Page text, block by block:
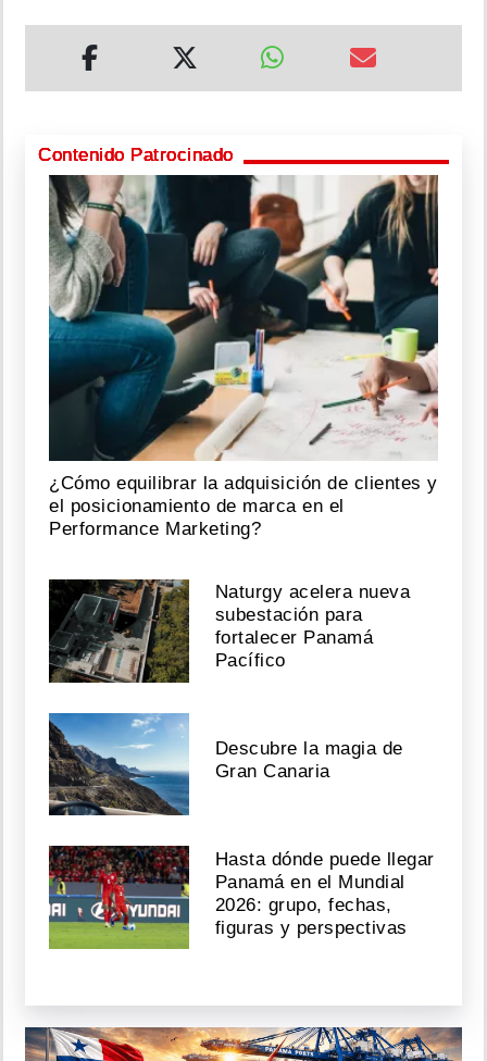
Contenido Patrocinado
¿Cómo equilibrar la adquisición de clientes y
el posicionamiento de marca en el
Performance Marketing?
Naturgy acelera nueva
subestación para
fortalecer Panamá
Pacífico
Descubre la magia de
Gran Canaria
Hasta dónde puede llegar
Panamá en el Mundial
2026: grupo, fechas,
figuras y perspectivas